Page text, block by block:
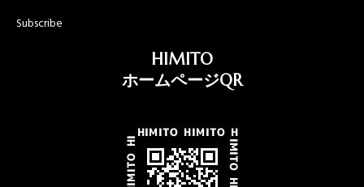
Subscribe
HIMITO
ホームページQR